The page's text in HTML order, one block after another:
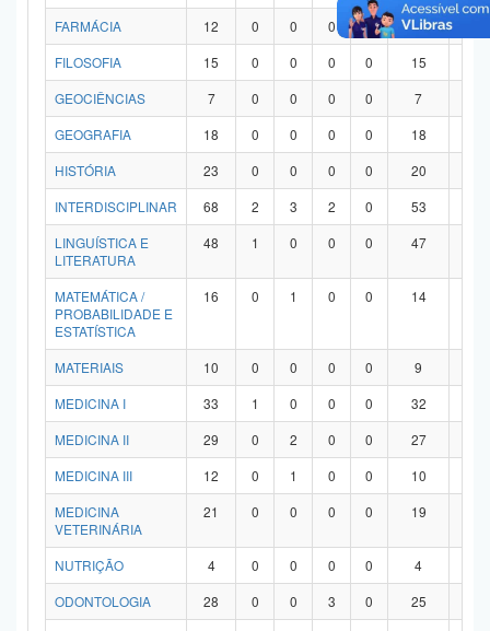
FARMÁCIA
12 0 0 0 0 12
FILOSOFIA
15 0 0 0 0 15
GEOCIÊNCIAS
7 0 0 0 0 7
GEOGRAFIA
18 0 0 0 0 18
HISTÓRIA
23 0 0 0 0 20
INTERDISCIPLINAR
68 2 3 2 0 53
LINGUÍSTICA E
LITERATURA
48 1 0 0 0 47
MATEMÁTICA /
PROBABILIDADE E
ESTATÍSTICA
16 0 1 0 0 14
MATERIAIS 10 0 0 0 0 9
MEDICINA I
33 1 0 0 0 32
MEDICINA II
29 0 2 0 0 27
MEDICINA III
12 0 1 0 0 10
MEDICINA
VETERINÁRIA
21 0 0 0 0 19
NUTRIÇÃO 4 0 0 0 0 4
ODONTOLOGIA
28 0 0 3 0 25